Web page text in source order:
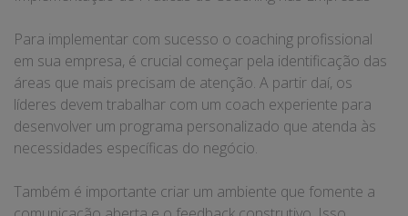
Para implementar com sucesso o coaching profissional
em sua empresa, é crucial começar pela identificação das
áreas que mais precisam de atenção. A partir daí, os
líderes devem trabalhar com um coach experiente para
desenvolver um programa personalizado que atenda às
necessidades específicas do negócio.
Também é importante criar um ambiente que fomente a